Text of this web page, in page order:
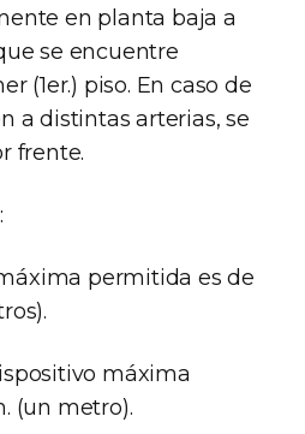
en planta baja a
se encuentre
(1er.) piso. En caso de
a distintas arterias, se
frente.
máxima permitida es de
máxima
(un metro).